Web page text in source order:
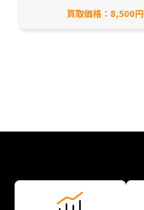
た【愛知県岡崎市/工具買
取】
買取価格：8,500円